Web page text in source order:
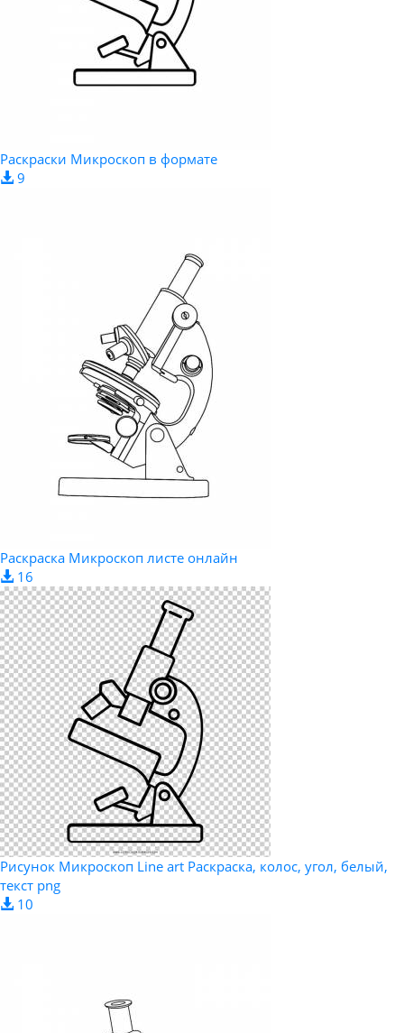
Раскраски Микроскоп в формате
9
Раскраска Микроскоп листе онлайн
16
Рисунок Микроскоп Line art Раскраска, колос, угол, белый,
текст png
10